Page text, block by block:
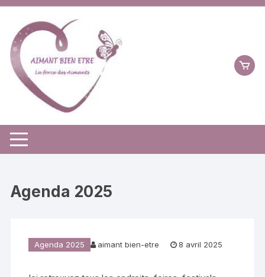
Aller
contenu
Agenda 2025
Agenda 2025 aimant bien-etre 8 avril 2025